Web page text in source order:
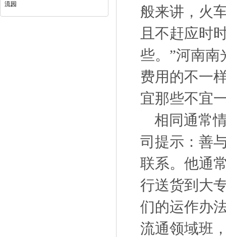
流园
般来讲，火
且不赶应时
些。”河南
费用的不一
宜那些不宜
相同通常
司提示：善
联系。他通
行送货到大
们的运作办
流通领域班